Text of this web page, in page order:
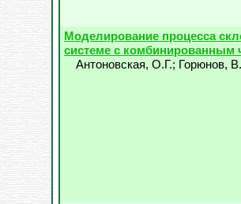
Моделирование процесса
системе с комбинированным
Антоновская, О.Г.; Горюнов,